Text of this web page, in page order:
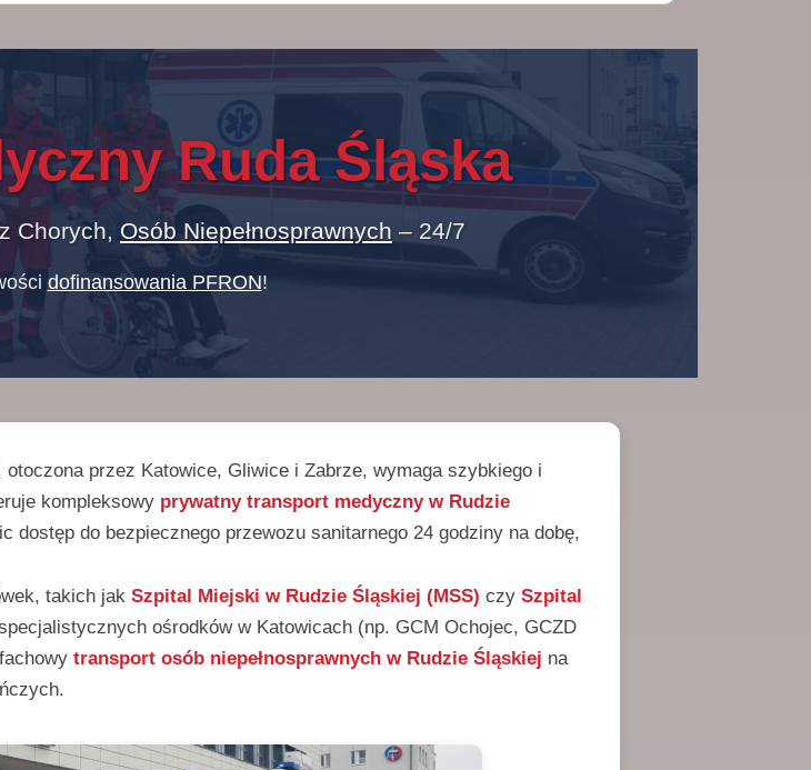
Ruda Śląska
Chorych, Osób Niepełnosprawnych – 24/7
dofinansowania PFRON!
przez Katowice, Gliwice i Zabrze, wymaga szybkiego i
kompleksowy prywatny transport medyczny w Rudzie
dostęp do bezpiecznego przewozu sanitarnego 24 godziny na dobę,
takich jak Szpital Miejski w Rudzie Śląskiej (MSS) czy Szpital
ośrodków w Katowicach (np. GCM Ochojec, GCZD
transport osób niepełnosprawnych w Rudzie Śląskiej na